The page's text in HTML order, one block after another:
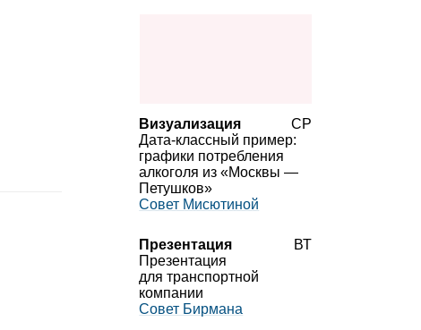
Визуализация
Дата‑классный пример:
графики потребления
алкоголя из «Москвы —
Петушков»
Совет Мисютиной
СР
Презентация
Презентация
для транспортной
компании
Совет Бирмана
ВТ